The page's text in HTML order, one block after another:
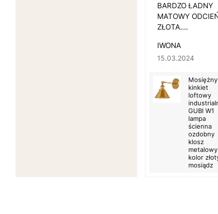
BARDZO ŁADNY
MATOWY
ZŁOTA....
IWONA
15.03.2024
Mosiężny
kinkiet
loftowy
GUBI W1
lampa
ścienna
ozdobny
klosz
metalowy
kolor
mosiądz